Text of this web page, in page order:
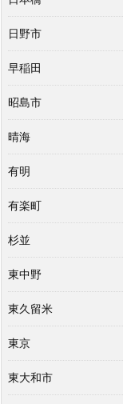
日野市
早稲田
昭島市
晴海
有明
有楽町
杉並
東中野
東久留米
東京
東大和市